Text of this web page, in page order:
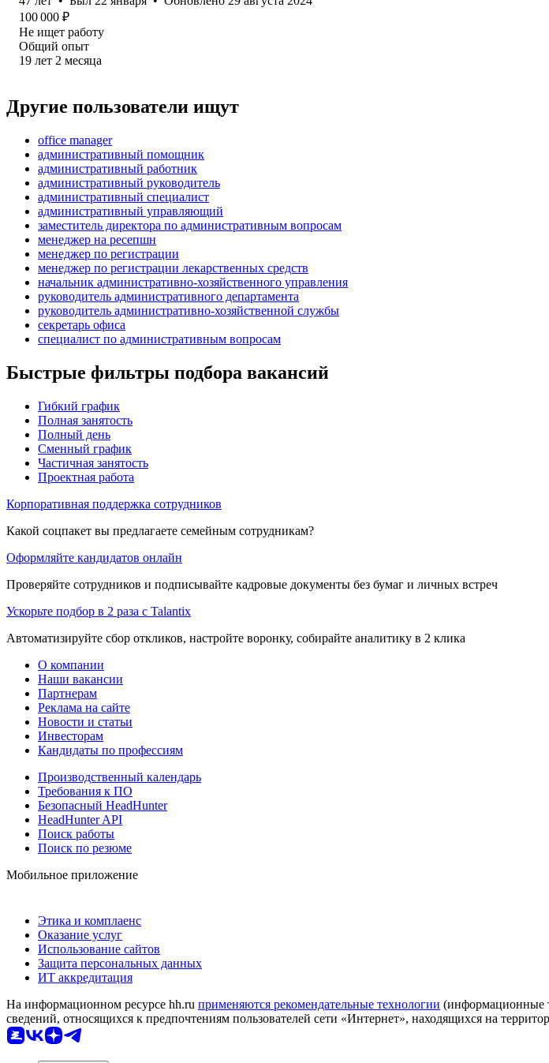
100 000 ₽
Не ищет работу
Общий опыт
19 лет 2 месяца
Другие пользователи ищут
office manager
административный помощник
административный работник
административный руководитель
административный специалист
административный управляющий
заместитель директора по административным вопросам
менеджер на ресепшн
менеджер по регистрации
менеджер по регистрации лекарственных средств
начальник административно-хозяйственного управления
руководитель административного департамента
руководитель административно-хозяйственной службы
секретарь офиса
специалист по административным вопросам
Быстрые фильтры подбора вакансий
Гибкий график
Полная занятость
Полный день
Сменный график
Частичная занятость
Проектная работа
Корпоративная поддержка сотрудников
Какой соцпакет вы предлагаете семейным сотрудникам?
Оформляйте кандидатов онлайн
Проверяйте сотрудников и подписывайте кадровые документы без бумаг и личных встреч
Ускорьте подбор в 2 раза с Talantix
Автоматизируйте сбор откликов, настройте воронку, собирайте аналитику в 2 клика
О компании
Наши вакансии
Партнерам
Реклама на сайте
Новости и статьи
Инвесторам
Кандидаты по профессиям
Производственный календарь
Требования к ПО
Безопасный HeadHunter
HeadHunter API
Поиск работы
Поиск по резюме
Мобильное приложение
Этика и комплаенс
Оказание услуг
Использование сайтов
Защита персональных данных
ИТ аккредитация
На информационном ресурсе hh.ru применяются рекомендательные технологии (информационные
сведений, относящихся к предпочтениям пользователей сети «Интернет», находящихся на